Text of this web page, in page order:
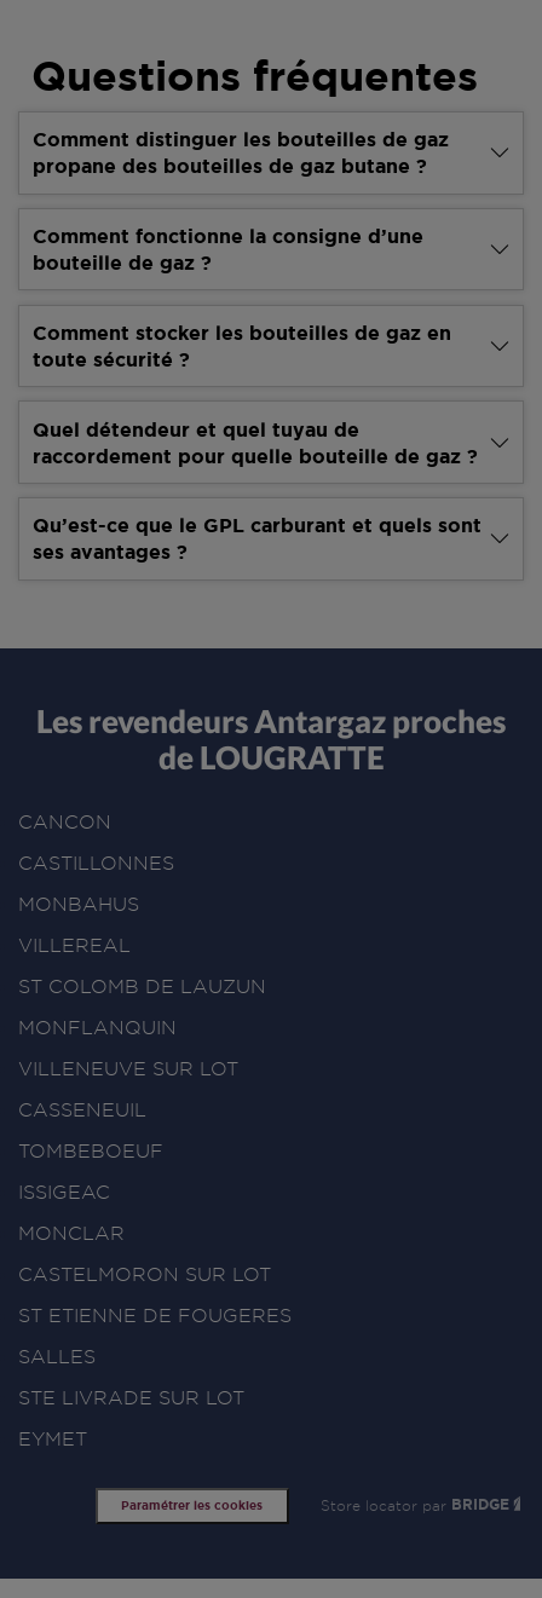
Questions fréquentes
Comment distinguer les bouteilles de gaz
propane des bouteilles de gaz butane ?
Comment fonctionne la consigne d’une
bouteille de gaz ?
Comment stocker les bouteilles de gaz en
toute sécurité ?
Quel détendeur et quel tuyau de
raccordement pour quelle bouteille de gaz ?
Qu’est-ce que le GPL carburant et quels sont
ses avantages ?
Les revendeurs Antargaz proches
de LOUGRATTE
CANCON
CASTILLONNES
MONBAHUS
VILLEREAL
ST COLOMB DE LAUZUN
MONFLANQUIN
VILLENEUVE SUR LOT
CASSENEUIL
TOMBEBOEUF
ISSIGEAC
MONCLAR
CASTELMORON SUR LOT
ST ETIENNE DE FOUGERES
SALLES
STE LIVRADE SUR LOT
EYMET
Paramétrer les cookies Store locator par BRIDGE